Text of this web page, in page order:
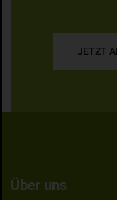
JETZT
Über uns